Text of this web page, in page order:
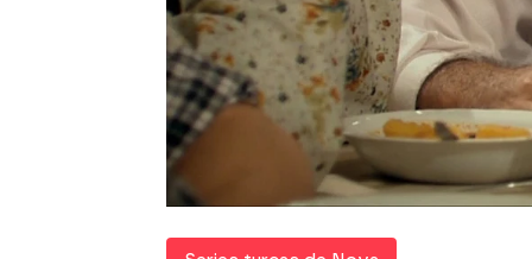
Cuando Ali ha llevado
se han marchado
padre. Ali parece estar
sus hijos no encuentran
casa de su tío, pero
pueden quedar allí
objeto de las